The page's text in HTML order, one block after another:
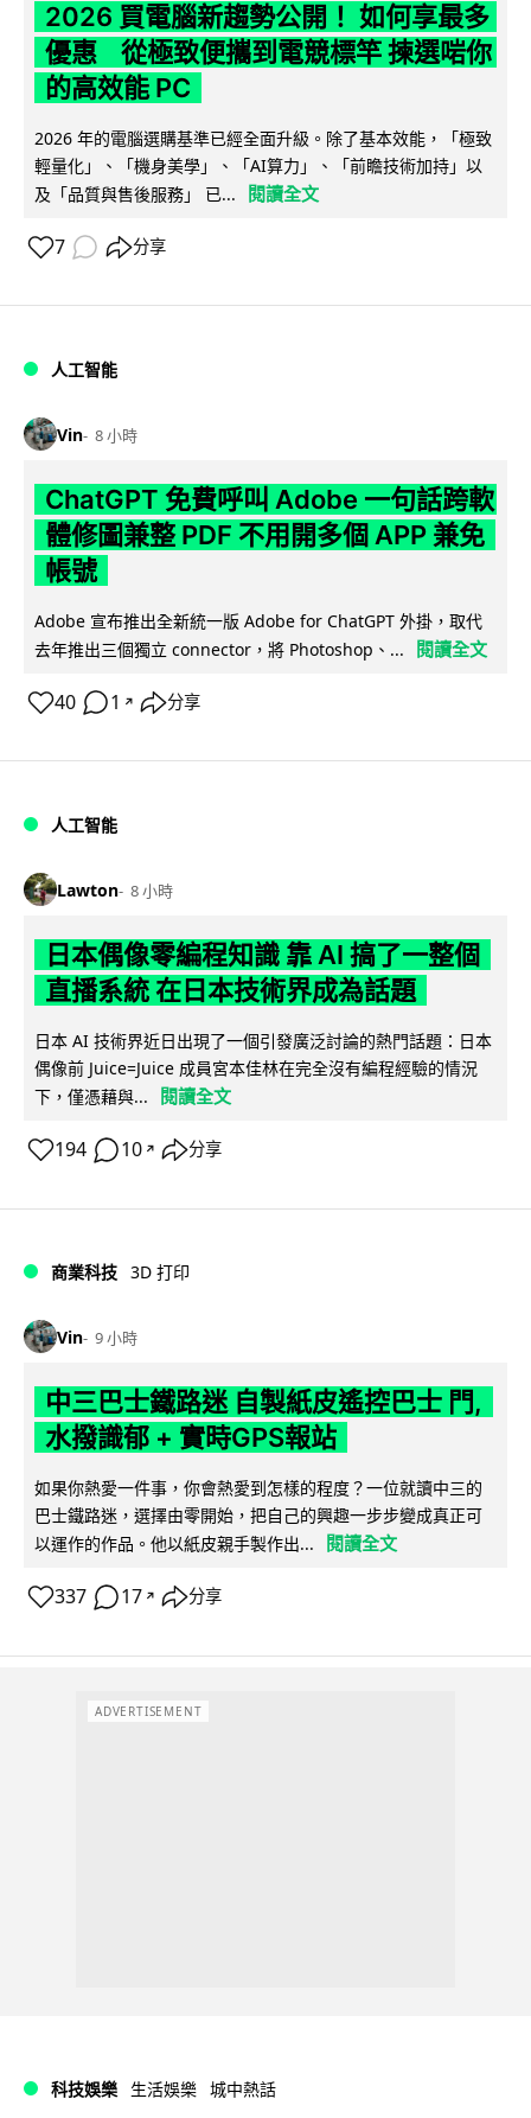
2026 買電腦新趨勢公開！ 如何享最多
優惠 從極致便攜到電競標竿 揀選啱你
的高效能 PC
2026 年的電腦選購基準已經全面升級。除了基本效能，「極致
輕量化」、「機身美學」、「AI算力」、「前瞻技術加持」以
及「品質與售後服務」 已...
閱讀全文
7 分享
人工智能
Vin 8 小時
ChatGPT 免費呼叫 Adobe 一句話跨軟
體修圖兼整 PDF 不用開多個 APP 兼免
帳號
Adobe 宣布推出全新統一版 Adobe for ChatGPT 外掛，取代
去年推出三個獨立 connector，將 Photoshop、...
閱讀全文
40 1 ↗ 分享
人工智能
Lawton 8 小時
日本偶像零編程知識 靠 AI 搞了一整個
直播系統 在日本技術界成為話題
日本 AI 技術界近日出現了一個引發廣泛討論的熱門話題：日本
偶像前 Juice=Juice 成員宮本佳林在完全沒有編程經驗的情況
下，僅憑藉與...
閱讀全文
194 10 ↗ 分享
商業科技 3D 打印
Vin 9 小時
中三巴士鐵路迷 自製紙皮遙控巴士 門,
水撥識郁 + 實時GPS報站
如果你熱愛一件事，你會熱愛到怎樣的程度？一位就讀中三的
巴士鐵路迷，選擇由零開始，把自己的興趣一步步變成真正可
以運作的作品。他以紙皮親手製作出...
閱讀全文
337 17 ↗ 分享
ADVERTISEMENT
科技娛樂 生活娛樂 城中熱話